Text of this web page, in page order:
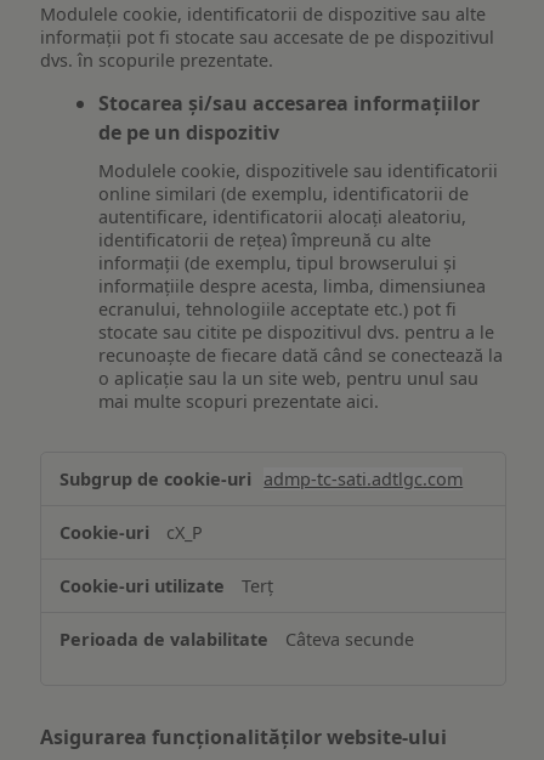
Modulele cookie, identificatorii de dispozitive sau alte
informații pot fi stocate sau accesate de pe dispozitivul
dvs. în scopurile prezentate.
Stocarea și/sau accesarea informațiilor
de pe un dispozitiv
Modulele cookie, dispozitivele sau identificatorii
online similari (de exemplu, identificatorii de
autentificare, identificatorii alocați aleatoriu,
identificatorii de rețea) împreună cu alte
informații (de exemplu, tipul browserului și
informațiile despre acesta, limba, dimensiunea
ecranului, tehnologiile acceptate etc.) pot fi
stocate sau citite pe dispozitivul dvs. pentru a le
recunoaște de fiecare dată când se conectează la
o aplicație sau la un site web, pentru unul sau
mai multe scopuri prezentate aici.
și/sau
informațiilor
pe
dispozitiv
admp-tc-sati.adtlgc.com
cX_P
Terț
Câteva secunde
Asigurarea funcționalităților website-ului